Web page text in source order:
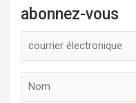
abonnez-vous